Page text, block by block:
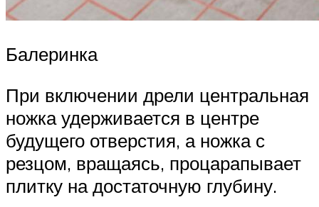
Балеринка
При включении дрели центральная
ножка удерживается в центре
будущего отверстия, а ножка с
резцом, вращаясь, процарапывает
плитку на достаточную глубину.